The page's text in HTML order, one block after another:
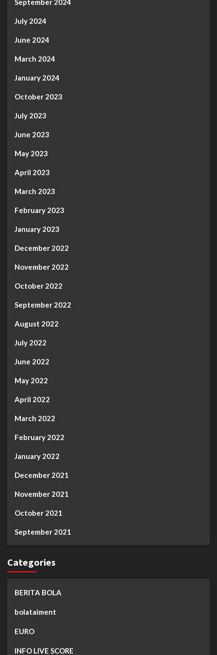
September 2024
July 2024
June 2024
March 2024
January 2024
October 2023
July 2023
June 2023
May 2023
April 2023
March 2023
February 2023
January 2023
December 2022
November 2022
October 2022
September 2022
August 2022
July 2022
June 2022
May 2022
April 2022
March 2022
February 2022
January 2022
December 2021
November 2021
October 2021
September 2021
Categories
BERITA BOLA
bolataiment
EURO
INFO LIVE SCORE